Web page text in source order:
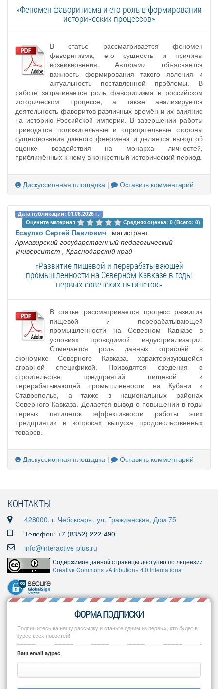
«Феномен фаворитизма и его роль в формировании
исторических процессов»
В статье рассматривается феномен
фаворитизма, его сущность и причины
возникновения. Авторами объясняется
важность формирования такого явления и
актуальность поставленной проблемы. В
работе затрагивается роль фаворитизма в российском
историческом процессе, а также анализируется
деятельность фаворитов различных времён и их влияние
на историю Российской империи. В завершении работы
приводятся положительные и отрицательные стороны
существования данного феномена и делается вывод об
оценке воздействия на монарха личностей,
приближённых к нему в конкретный исторический период.
Дискуссионная площадка | Оставить комментарий
Дата публикации: 01.06.2026 г.
Оцените материал
Средняя оценка: 0 (Всего: 0)
Есаулко Сергей Павлович , магистрант
Армавирский государственный педагогический
университет , Краснодарский край
«Развитие пищевой и перерабатывающей
промышленности на Северном Кавказе в годы
первых советских пятилеток»
В статье рассматривается процесс развития
пищевой и перерабатывающей
промышленности на Северном Кавказе в
условиях проводимой индустриализации.
Отмечается роль данных отраслей в
экономике Северного Кавказа, характеризующейся
аграрной спецификой. Приводятся сведения о
строительстве предприятий пищевой и
перерабатывающей промышленности на Кубани и
Ставрополье, а также в национальных районах
Северного Кавказа. Делается вывод о повышении в годы
первых пятилеток эффективности работы этих
предприятий в вопросах выпуска продовольственных
товаров.
Дискуссионная площадка | Оставить комментарий
КОНТАКТЫ
428000, г. Чебоксары, ул. Гражданская, Дом 75
Телефон: +7 (8352) 222-490
info@interactive-plus.ru
Содержимое данной страницы доступно по лицензии
Creative Commons «Attribution» 4.0 International
ФОРМА ПОДПИСКИ
Подпишитесь на нашу рассылку и станьте одним из первых, кто будет в
курсе всех новостей!
Ваш email адрес